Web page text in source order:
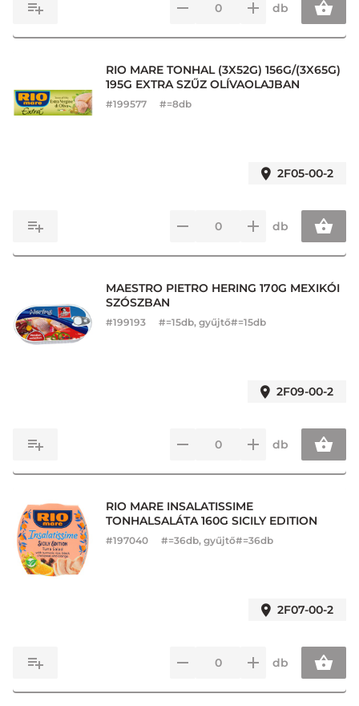
db
RIO MARE TONHAL (3X52G) 156G/(3X65G)
195G EXTRA SZŰZ OLÍVAOLAJBAN
#199577 #=8db
2F05-00-2
db
MAESTRO PIETRO HERING 170G MEXIKÓI
SZÓSZBAN
#199193 #=15db, gyűjtő#=15db
2F09-00-2
db
RIO MARE INSALATISSIME
TONHALSALÁTA 160G SICILY EDITION
#197040 #=36db, gyűjtő#=36db
2F07-00-2
db